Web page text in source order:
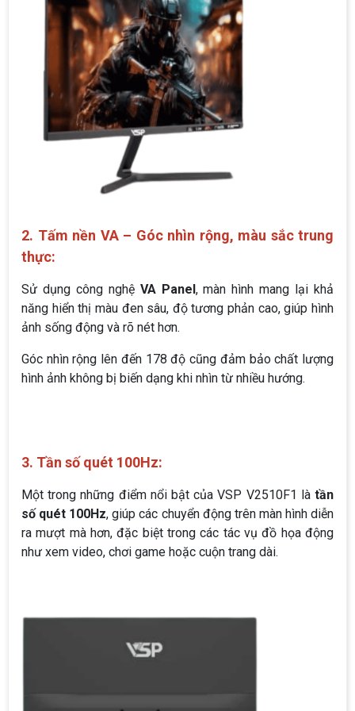
2. Tấm nền VA – Góc nhìn rộng, màu sắc trung
thực:
Sử dụng công nghệ VA Panel, màn hình mang lại khả
năng hiển thị màu đen sâu, độ tương phản cao, giúp hình
ảnh sống động và rõ nét hơn.
Góc nhìn rộng lên đến 178 độ cũng đảm bảo chất lượng
hình ảnh không bị biến dạng khi nhìn từ nhiều hướng.
3. Tần số quét 100Hz:
Một trong những điểm nổi bật của VSP V2510F1 là tần
số quét 100Hz, giúp các chuyển động trên màn hình diễn
ra mượt mà hơn, đặc biệt trong các tác vụ đồ họa động
như xem video, chơi game hoặc cuộn trang dài.